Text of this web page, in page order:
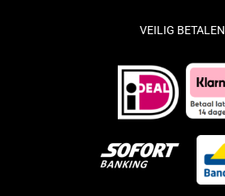
VEILIG BETALEN